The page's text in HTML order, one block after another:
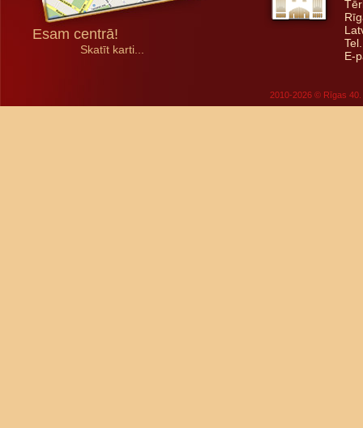
Esam centrā!
Skatīt karti...
E-
2010-2026 © Rīgas